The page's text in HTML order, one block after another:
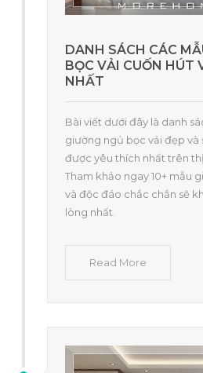
DANH SÁCH CÁC
BỌC VẢI CUỐN HÚT
NHẤT
Bài viết dưới đây là danh
giường ngủ bọc vải đẹp và
được yêu thích nhất trên
Tham khảo ngay 10+ mẫu
và độc đáo chắc chắn sẽ
lòng nhất.
Read More